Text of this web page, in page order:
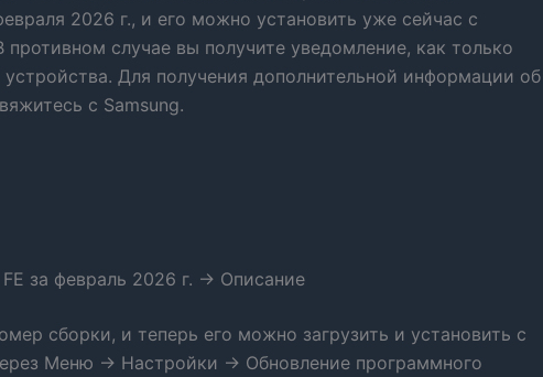
2026 г., и его можно установить уже сейчас с
случае вы получите уведомление, как только
Для получения дополнительной информации об
с Samsung.
за февраль 2026 г. -> Описание
сборки, и теперь его можно загрузить и установить с
Меню → Настройки → Обновление программного